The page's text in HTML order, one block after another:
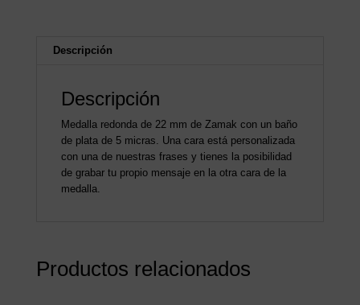
Descripción
Descripción
Medalla redonda de 22 mm de Zamak con un baño
de plata de 5 micras. Una cara está personalizada
con una de nuestras frases y tienes la posibilidad
de grabar tu propio mensaje en la otra cara de la
medalla.
Productos relacionados